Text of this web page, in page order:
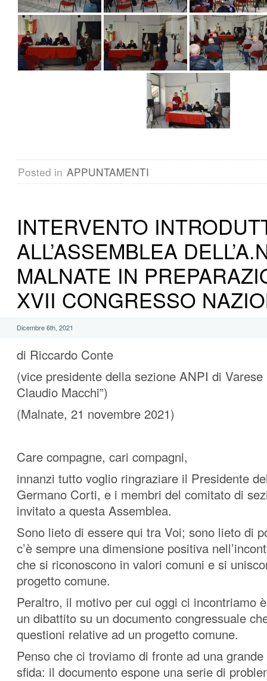
Posted in APPUNTAMENTI
INTERVENTO
ALL’ASSEMBLEA
MALNATE IN
XVII CONGRESSO
Dicembre 6th, 2021
di Riccardo Conte
(vice presidente della sezione ANPI di Varese
Claudio Macchi”)
(Malnate, 21 novembre 2021)
Care compagne, cari compagni,
innanzi tutto voglio ringraziare il Presidente
Germano Corti, e i membri del comitato di
invitato a questa Assemblea.
Sono lieto di essere qui tra Voi; sono lieto di
c’è sempre una dimensione positiva
che si riconoscono in valori comuni e si
progetto comune.
Peraltro, il motivo per cui oggi ci incontriamo
un dibattito su un documento congressuale
questioni relative ad un progetto comune.
Penso che ci troviamo di fronte ad una
sfida: il documento espone una serie di